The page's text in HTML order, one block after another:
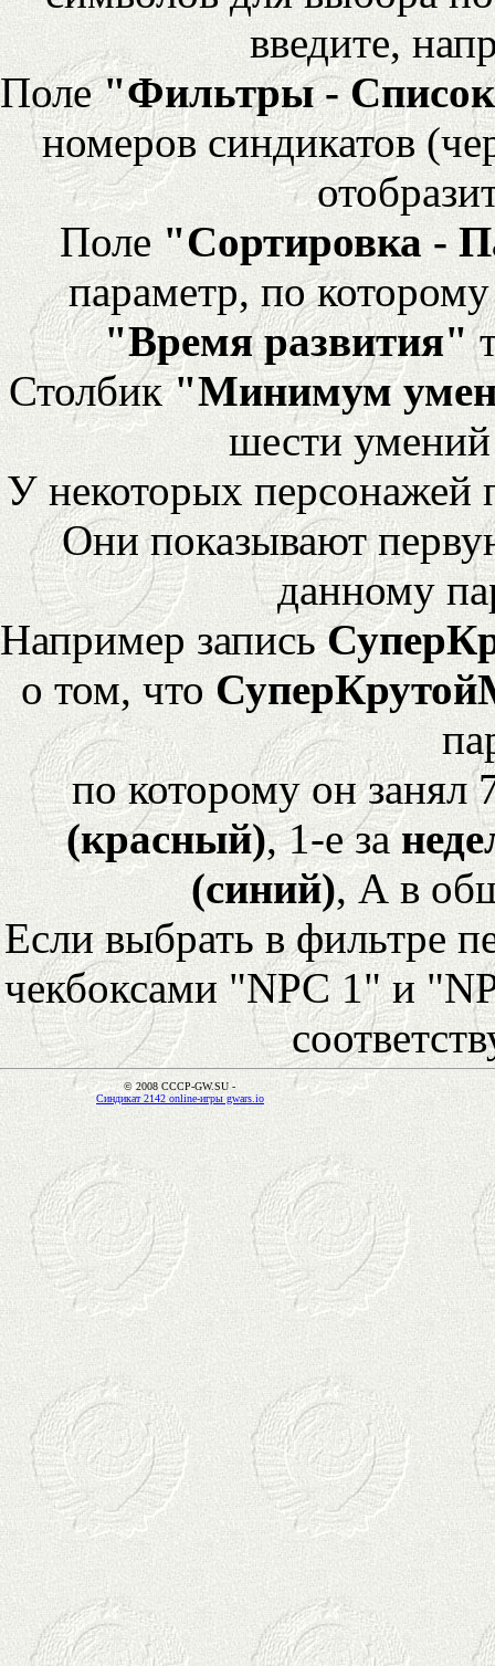
введите,
Поле"Фильтры - Список
номеров синдикатов
Поле "Сортировка -
параметр, по
"Время развития"
Столбик"Минимум
шести
У некоторых персонажей
Они показывают
данному
Например запись
о том, что
по которому он
(красный), 1-е за
(синий), А в
Если выбрать в фильтре
чекбоксами "NPC 1" и
© 2008 CCCP-GW.SU -
Синдикат 2142 online-игры gwars.io